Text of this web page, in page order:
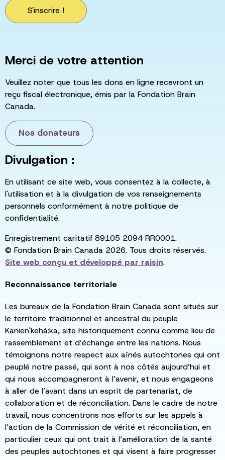
S'inscrire !
Merci de votre attention
Veuillez noter que tous les dons en ligne recevront un
reçu fiscal électronique, émis par la Fondation Brain
Canada.
Nos donateurs
Divulgation :
En utilisant ce site web, vous consentez à la collecte, à
l'utilisation et à la divulgation de vos renseignements
personnels conformément à notre politique de
confidentialité.
Enregistrement caritatif 89105 2094 RR0001.
© Fondation Brain Canada 2026. Tous droits réservés.
Site web conçu et développé par raisin.
Reconnaissance territoriale
Les bureaux de la Fondation Brain Canada sont situés sur
le territoire traditionnel et ancestral du peuple
Kanien'kehá:ka, site historiquement connu comme lieu de
rassemblement et d’échange entre les nations. Nous
témoignons notre respect aux aînés autochtones qui ont
peuplé notre passé, qui sont à nos côtés aujourd’hui et
qui nous accompagneront à l’avenir, et nous engageons
à aller de l’avant dans un esprit de partenariat, de
collaboration et de réconciliation. Dans le cadre de notre
travail, nous concentrons nos efforts sur les appels à
l’action de la Commission de vérité et réconciliation, en
particulier ceux qui ont trait à l’amélioration de la santé
des peuples autochtones et qui visent à faire progresser